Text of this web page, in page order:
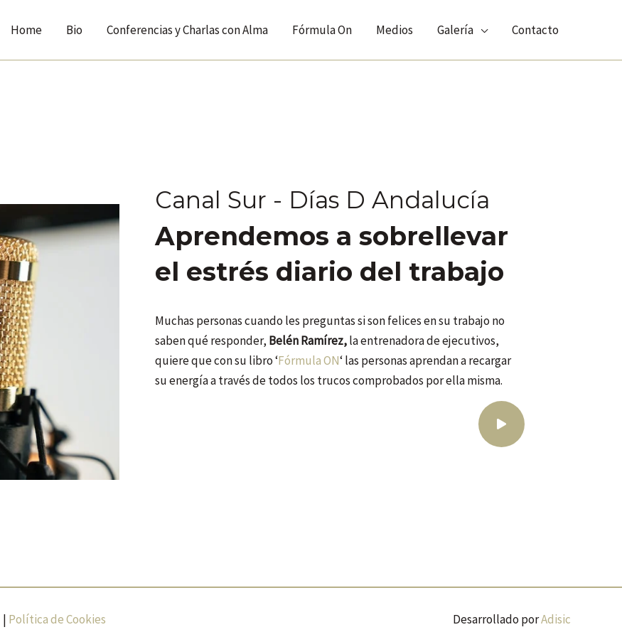
Home Bio Conferencias y Charlas con Alma Fórmula On Medios Galería Contacto
Canal Sur - Días D Andalucía
Aprendemos a sobrellevar
el estrés diario del trabajo
Muchas personas cuando les preguntas si son felices en su trabajo no
saben qué responder, Belén Ramírez,la entrenadora de ejecutivos,
quiere que con su libro ‘Fórmula ON‘ las personas aprendan a recargar
su energía a través de todos los trucos comprobados por ella misma.
| Política de Cookies Desarrollado porAdisic